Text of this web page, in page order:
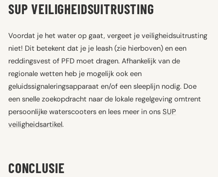
SUP VEILIGHEIDSUITRUSTING
Voordat je het water op gaat, vergeet je veiligheidsuitrusting
niet! Dit betekent dat je je leash (zie hierboven) en een
reddingsvest of PFD moet dragen. Afhankelijk van de
regionale wetten heb je mogelijk ook een
geluidssignaleringsapparaat en/of een sleeplijn nodig. Doe
een snelle zoekopdracht naar de lokale regelgeving omtrent
persoonlijke waterscooters en lees meer in ons SUP
veiligheidsartikel.
CONCLUSIE